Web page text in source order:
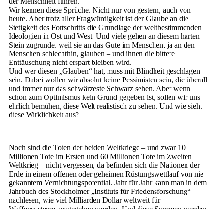
Wir kennen diese Sprüche. Nicht nur von gestern, auch von
heute. Aber trotz aller Fragwürdigkeit ist der Glaube an die
Stetigkeit des Fortschritts die Grundlage der weltbestimmenden
Ideologien in Ost und West. Und viele gehen an diesem harten
Stein zugrunde, weil sie an das Gute im Menschen, ja an den
Menschen schlechthin, glauben – und ihnen die bittere
Enttäuschung nicht erspart bleiben wird.
Und wer diesen „Glauben“ hat, muss mit Blindheit geschlagen
sein. Dabei wollen wir absolut keine Pessimisten sein, die überall
und immer nur das schwärzeste Schwarz sehen. Aber wenn
schon zum Optimismus kein Grund gegeben ist, sollen wir uns
ehrlich bemühen, diese Welt realistisch zu sehen. Und wie sieht
diese Wirklichkeit aus?
Noch sind die Toten der beiden Weltkriege – und zwar 10
Millionen Tote im Ersten und 60 Millionen Tote im Zweiten
Weltkrieg – nicht vergessen, da befinden sich die Nationen der
Erde in einem offenen oder geheimen Rüstungswettlauf von nie
gekanntem Vernichtungspotential. Jahr für Jahr kann man in dem
Jahrbuch des Stockholmer „Instituts für Friedensforschung“
nachlesen, wie viel Milliarden Dollar weltweit für